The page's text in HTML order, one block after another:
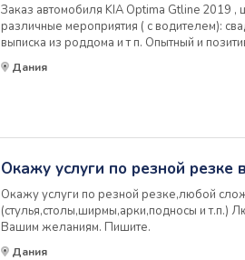
Заказ автомобиля KIA Optima Gtline 2019 ,
различные мероприятия ( с водителем):
выписка из роддома и т п. Опытный и
вождения с 2000 г). От 3-х часов + час
каждому клиенту.Час 10 евро
Дания
Окажу услуги по резной резке
Окажу услуги по резной резке,любой
(стулья,столы,ширмы,арки,подносы и т.п.)
Вашим желаниям. Пишите.
Дания